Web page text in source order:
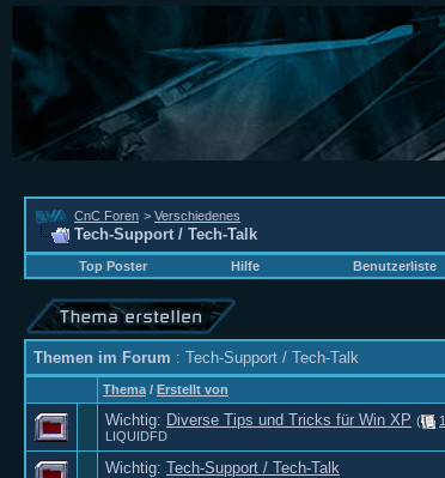
CnC Foren > Verschiedenes
Tech-Support / Tech-Talk
Top Poster
Hilfe Benutzerliste
Themen im Forum : Tech-Support / Tech-Talk
Thema / Erstellt von
Wichtig: Diverse Tips und Tricks für Win XP ( 1
LIQUIDFD
Wichtig: Tech-Support / Tech-Talk